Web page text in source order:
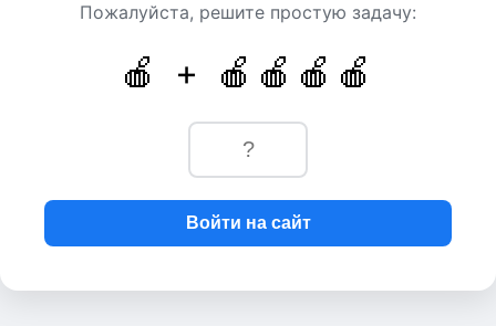
Пожалуйста, решите простую задачу:
🍎 + 🍎🍎🍎🍎
Войти на сайт